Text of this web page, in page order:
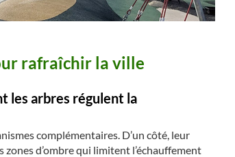
rafraîchir la ville
les arbres régulent la
complémentaires. D’un côté, leur
d’ombre qui limitent l’échauffement